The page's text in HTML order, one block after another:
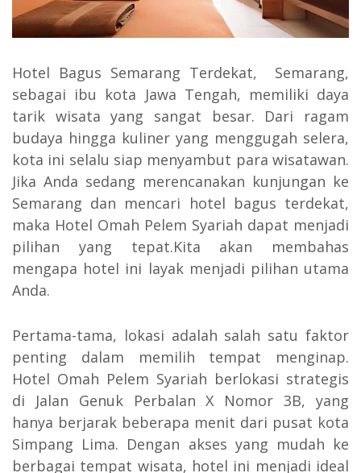
Hotel Bagus Semarang Terdekat, Semarang,
sebagai ibu kota Jawa Tengah, memiliki daya
tarik wisata yang sangat besar. Dari ragam
budaya hingga kuliner yang menggugah selera,
kota ini selalu siap menyambut para wisatawan.
Jika Anda sedang merencanakan kunjungan ke
Semarang dan mencari hotel bagus terdekat,
maka Hotel Omah Pelem Syariah dapat menjadi
pilihan yang tepat.Kita akan membahas
mengapa hotel ini layak menjadi pilihan utama
Anda.
Pertama-tama, lokasi adalah salah satu faktor
penting dalam memilih tempat menginap.
Hotel Omah Pelem Syariah berlokasi strategis
di Jalan Genuk Perbalan X Nomor 3B, yang
hanya berjarak beberapa menit dari pusat kota
Simpang Lima. Dengan akses yang mudah ke
berbagai tempat wisata, hotel ini menjadi ideal